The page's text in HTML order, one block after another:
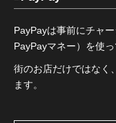
PayPayは事前にチャ
PayPayマネー）を使
街のお店だけではなく
ます。